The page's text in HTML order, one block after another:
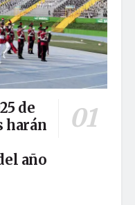
de
harán
año